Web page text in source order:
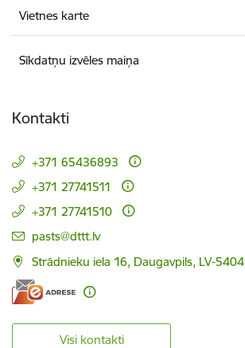
Vietnes karte
Sīkdatņu izvēles maiņa
Kontakti
+371 65436893
+371 27741511
+371 27741510
E-pasts:
pasts@dttt.lv
Strādnieku iela 16, Daugavpils, LV-5404
Visi kontakti